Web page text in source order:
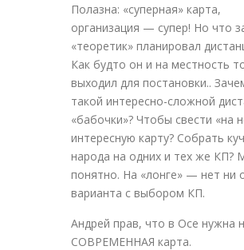
Полазна: «суперная» карта,
организация — супер! Но что
«теоретик» планировал
Как будто он и на местность
выходил для постановки..
такой интересно-сложной
«бабочки»? Чтобы свести «на
интересную карту? Собрать
народа на одних и тех же КП?
понятно. На «лонге» — нет ни
варианта с выбором КП.
Андрей прав, что в Осе нужна
СОВРЕМЕННАЯ карта.